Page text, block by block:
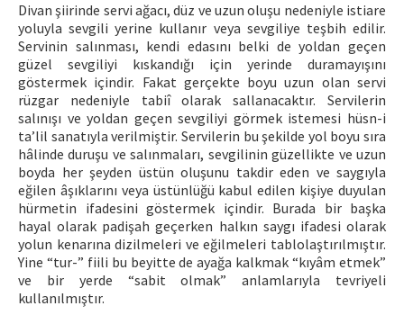
Divan şiirinde servi ağacı, düz ve uzun oluşu nedeniyle istiare
yoluyla sevgili yerine kullanır veya sevgiliye teşbih edilir.
Servinin salınması, kendi edasını belki de yoldan geçen
güzel sevgiliyi kıskandığı için yerinde duramayışını
göstermek içindir. Fakat gerçekte boyu uzun olan servi
rüzgar nedeniyle tabiî olarak sallanacaktır. Servilerin
salınışı ve yoldan geçen sevgiliyi görmek istemesi hüsn-i
ta’lil sanatıyla verilmiştir. Servilerin bu şekilde yol boyu sıra
hâlinde duruşu ve salınmaları, sevgilinin güzellikte ve uzun
boyda her şeyden üstün oluşunu takdir eden ve saygıyla
eğilen âşıklarını veya üstünlüğü kabul edilen kişiye duyulan
hürmetin ifadesini göstermek içindir. Burada bir başka
hayal olarak padişah geçerken halkın saygı ifadesi olarak
yolun kenarına dizilmeleri ve eğilmeleri tablolaştırılmıştır.
Yine “tur-” fiili bu beyitte de ayağa kalkmak “kıyâm etmek”
ve bir yerde “sabit olmak” anlamlarıyla tevriyeli
kullanılmıştır.